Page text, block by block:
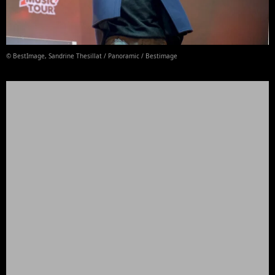
© BestImage, Sandrine Thesillat / Panoramic / Bestimage